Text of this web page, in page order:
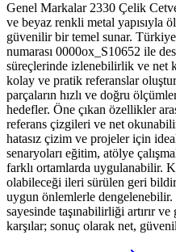
Genel Markalar 2330 Çelik
ve beyaz renkli metal yapısıyla
güvenilir bir temel sunar.
numarası 0000ox_S10652 ile
süreçlerinde izlenebilirlik ve net
kolay ve pratik referanslar
parçaların hızlı ve doğru
hedefler. Öne çıkan özellikler
referans çizgileri ve net
hatasız çizim ve projeler için
senaryoları eğitim, atölye
farklı ortamlarda uygulanabilir.
olabileceği ileri sürülen geri
uygun önlemlerle dengelenebilir.
sayesinde taşınabilirliği artırır
karşılar; sonuç olarak net,